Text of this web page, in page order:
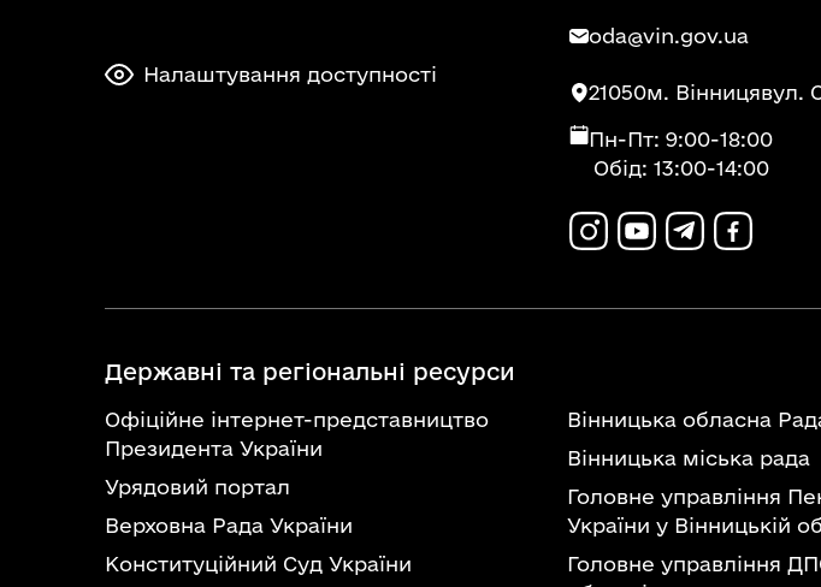
Налаштування доступності
oda@vin.gov.ua
21050м. Вінницявул.
Пн-Пт: 9:00-18:00
Обід: 13:00-14:00
Державні та регіональні ресурси
Офіційне інтернет-представництво
Президента України
Урядовий портал
Верховна Рада України
Конституційний Суд України
Вінницька обласна
Вінницька міська рада
Головне управління
України у Вінницькій
Головне управління